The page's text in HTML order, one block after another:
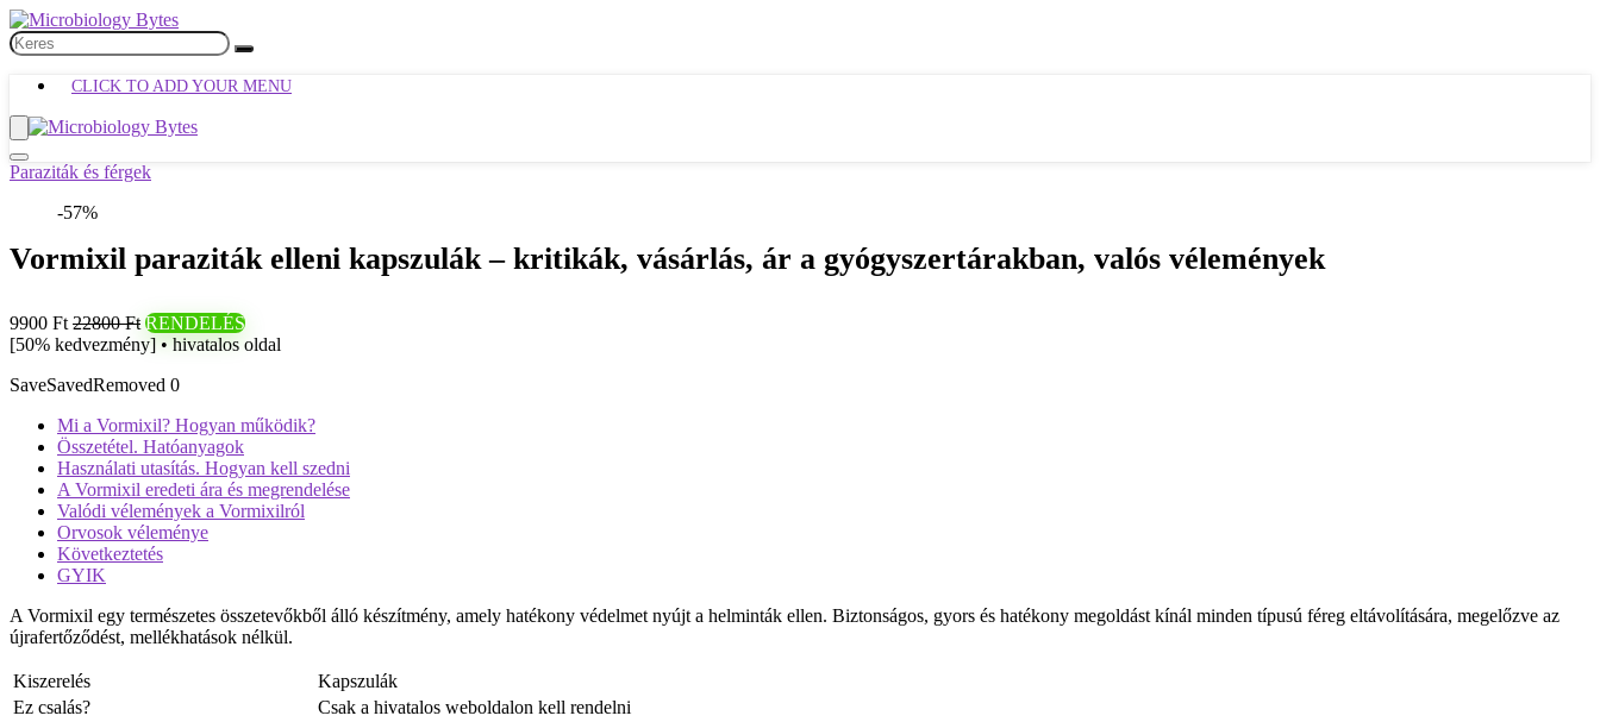
CLICK TO ADD YOUR MENU
Paraziták és férgek
-57%
Vormixil paraziták elleni kapszulák – kritikák, vásárlás, ár a gyógyszertárakban, valós vélemények
9900 Ft 22800 Ft RENDELÉS
[50% kedvezmény] • hivatalos oldal
SaveSavedRemoved 0
Mi a Vormixil? Hogyan működik?
Összetétel. Hatóanyagok
Használati utasítás. Hogyan kell szedni
A Vormixil eredeti ára és megrendelése
Valódi vélemények a Vormixilról
Orvosok véleménye
Következtetés
GYIK
A Vormixil egy természetes összetevőkből álló készítmény, amely hatékony védelmet nyújt a helminták ellen. Biztonságos, gyors és hatékony megoldást kínál minden típusú féreg eltávolítására, megelőzve az
újrafertőződést, mellékhatások nélkül.
Kiszerelés
Kapszulák
Ez csalás?
Csak a hivatalos weboldalon kell rendelni